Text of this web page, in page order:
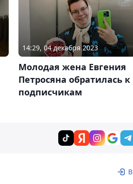
14:29, 04 декабря 2023
Молодая жена Евгения
Петросяна обратилась к
подписчикам